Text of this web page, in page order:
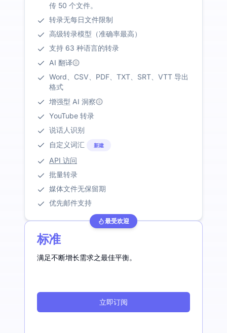
传 50 个文件。
转录无每日文件限制
高级转录模型（准确率最高）
支持 63 种语言的转录
AI 翻译
Word、CSV、PDF、TXT、SRT、VTT 导出
格式
增强型 AI 洞察
YouTube 转录
说话人识别
自定义词汇
新建
API 访问
批量转录
媒体文件无保留期
优先邮件支持
最受欢迎
标准
满足不断增长需求之最佳平衡。
立即订阅